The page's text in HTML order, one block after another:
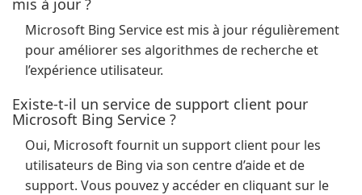
mis à jour ?
Microsoft Bing Service est mis à jour régulièrement
pour améliorer ses algorithmes de recherche et
l’expérience utilisateur.
Existe-t-il un service de support client pour
Microsoft Bing Service ?
Oui, Microsoft fournit un support client pour les
utilisateurs de Bing via son centre d’aide et de
support. Vous pouvez y accéder en cliquant sur le